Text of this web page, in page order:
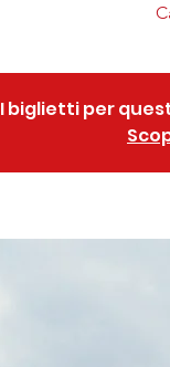
I biglietti per